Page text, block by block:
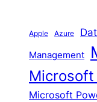
Apple Azure
Management
Microsoft
Microsoft